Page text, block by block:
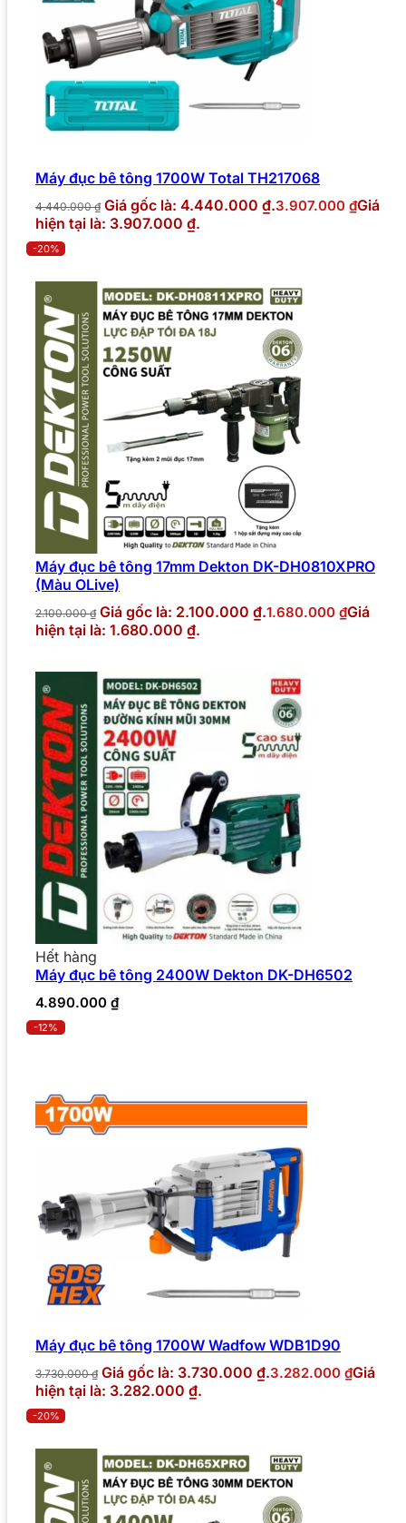
Máy đục bê tông 1700W Total TH217068
4.440.000₫ Giá gốc là: 4.440.000 ₫.3.907.000 ₫Giá
hiện tại là: 3.907.000 ₫.
-20%
Máy đục bê tông 17mm Dekton DK-DH0810XPRO
(Màu OLive)
2.100.000₫ Giá gốc là: 2.100.000 ₫.1.680.000 ₫Giá
hiện tại là: 1.680.000 ₫.
Hết hàng
Máy đục bê tông 2400W Dekton DK-DH6502
4.890.000 ₫
-12%
Máy đục bê tông 1700W Wadfow WDB1D90
3.730.000₫ Giá gốc là: 3.730.000 ₫.3.282.000 ₫Giá
hiện tại là: 3.282.000 ₫.
-20%